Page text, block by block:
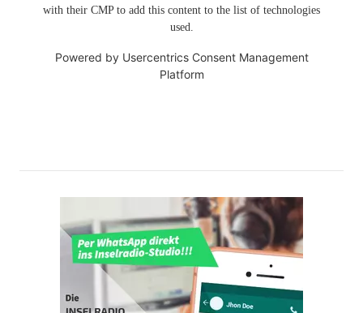
with their CMP to add this content to the list of technologies
used.
Powered by Usercentrics Consent Management
Platform